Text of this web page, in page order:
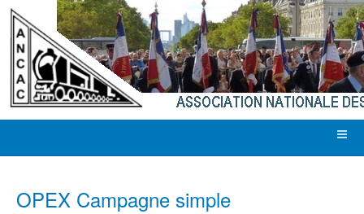
OPEX Campagne simple